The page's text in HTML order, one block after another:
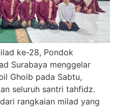
ke-28, Pondok
Surabaya menggelar
Ghoib pada Sabtu,
seluruh santri tahfidz.
rangkaian milad yang